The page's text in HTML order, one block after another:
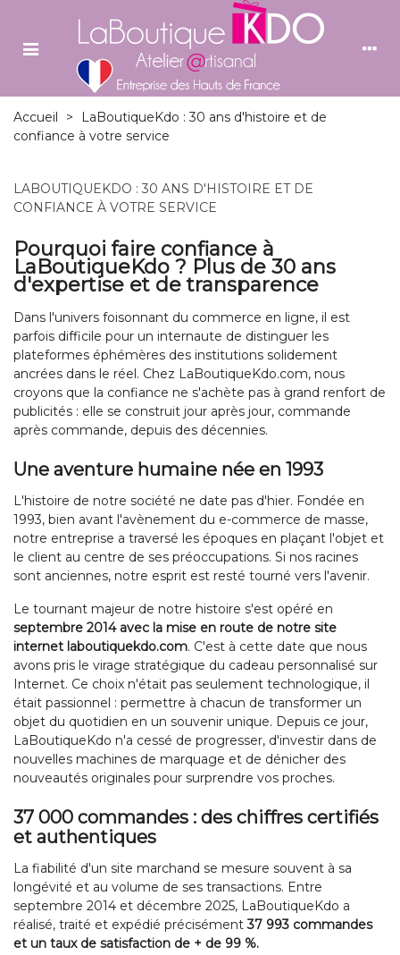
Accueil >
LaBoutiqueKdo : 30 ans d'histoire et de
confiance à votre service
LABOUTIQUEKDO : 30 ANS D'HISTOIRE ET DE
CONFIANCE À VOTRE SERVICE
Pourquoi faire confiance à
LaBoutiqueKdo ? Plus de 30 ans
d'expertise et de transparence
Dans l'univers foisonnant du commerce en ligne, il est
parfois difficile pour un internaute de distinguer les
plateformes éphémères des institutions solidement
ancrées dans le réel. Chez LaBoutiqueKdo.com, nous
croyons que la confiance ne s'achète pas à grand renfort de
publicités : elle se construit jour après jour, commande
après commande, depuis des décennies.
Une aventure humaine née en 1993
L'histoire de notre société ne date pas d'hier. Fondée en
1993, bien avant l'avènement du e-commerce de masse,
notre entreprise a traversé les époques en plaçant l'objet et
le client au centre de ses préoccupations. Si nos racines
sont anciennes, notre esprit est resté tourné vers l'avenir.
Le tournant majeur de notre histoire s'est opéré en
septembre 2014 avec la mise en route de notre site
internet laboutiquekdo.com. C'est à cette date que nous
avons pris le virage stratégique du cadeau personnalisé sur
Internet. Ce choix n'était pas seulement technologique, il
était passionnel : permettre à chacun de transformer un
objet du quotidien en un souvenir unique. Depuis ce jour,
LaBoutiqueKdo n'a cessé de progresser, d'investir dans de
nouvelles machines de marquage et de dénicher des
nouveautés originales pour surprendre vos proches.
37 000 commandes : des chiffres certifiés
et authentiques
La fiabilité d'un site marchand se mesure souvent à sa
longévité et au volume de ses transactions. Entre
septembre 2014 et décembre 2025, LaBoutiqueKdo a
réalisé, traité et expédié précisément37 993 commandes
et un taux de satisfaction de + de 99 %.